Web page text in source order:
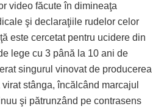
video făcute în dimineaţa
şi declaraţiile rudelor celor
este cercetat pentru ucidere din
lege cu 3 până la 10 ani de
singurul vinovat de producerea
stânga, încălcând marcajul
şi pătrunzând pe contrasens